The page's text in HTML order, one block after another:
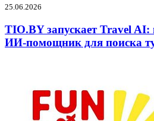
25.06.2026
TIO.BY запускает Travel
ИИ-помощник для поиска